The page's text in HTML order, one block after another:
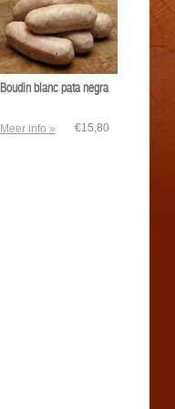
Boudin blanc pata negra
Meer info » €15,80